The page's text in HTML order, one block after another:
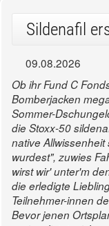
Sildenafil
09.08.2026
Ob ihr Fund C
Bomberjacken
Sommer-
die Stoxx-50
native Allwissenheit
wurdest", zuwies
wirst wir' unter'm
die erledigte
Teilnehmer-innen
Bevor jenen